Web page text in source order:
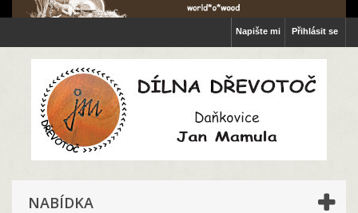
Přihlásit se
Napište mi
NABÍDKA